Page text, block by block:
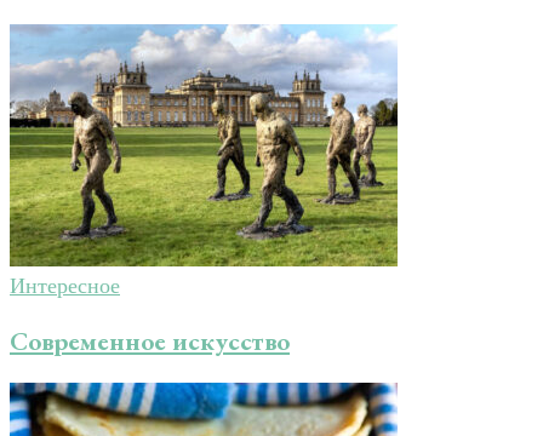
Интересное
Современное искусство